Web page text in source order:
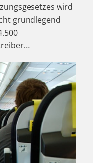
wird
grundlegend